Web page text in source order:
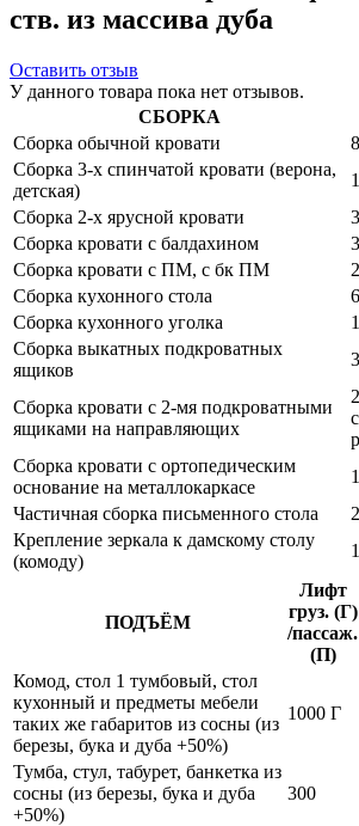
ств. из массива дуба
Оставить отзыв
У данного товара пока нет отзывов.
СБОРКА
Сборка обычной кровати
Сборка 3-х спинчатой кровати (верона,
детская)
Сборка 2-х ярусной кровати
Сборка кровати с балдахином
Сборка кровати с ПМ, с бк ПМ
Сборка кухонного стола
Сборка кухонного уголка
Сборка выкатных подкроватных
ящиков
Сборка кровати с 2-мя подкроватными
ящиками на направляющих
Сборка кровати с ортопедическим
основание на металлокаркасе
Частичная сборка письменного стола
Крепление зеркала к дамскому столу
(комоду)
ПОДЪЁМ
Лифт
груз. (Г)
/пассаж.
(П)
Комод, стол 1 тумбовый, стол
кухонный и предметы мебели
таких же габаритов из сосны (из
березы, бука и дуба +50%)
1000 Г
Тумба, стул, табурет, банкетка из
сосны (из березы, бука и дуба
+50%)
300